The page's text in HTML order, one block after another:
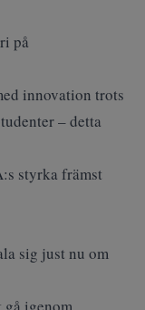
på
innovation trots
– detta
styrka främst
sig just nu om
gå igenom